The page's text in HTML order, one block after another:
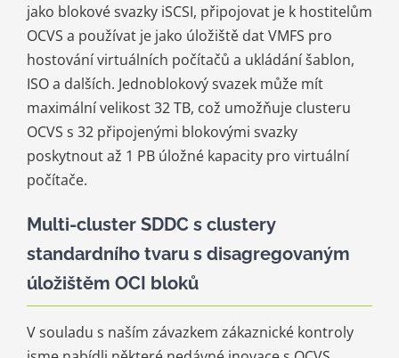
jako blokové svazky iSCSI, připojovat je k hostitelům
OCVS a používat je jako úložiště dat VMFS pro
hostování virtuálních počítačů a ukládání šablon,
ISO a dalších. Jednoblokový svazek může mít
maximální velikost 32 TB, což umožňuje clusteru
OCVS s 32 připojenými blokovými svazky
poskytnout až 1 PB úložné kapacity pro virtuální
počítače.
Multi-cluster SDDC s clustery
standardního tvaru s disagregovaným
úložištěm OCI bloků
V souladu s naším závazkem zákaznické kontroly